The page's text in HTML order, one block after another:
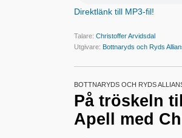
Direktlänk till MP3-fil!
Talare: Christoffer Arvidsdal
Utgivare: Bottnaryds och Ryds
BOTTNARYDS OCH RYDS
På tröskeln
Apell med